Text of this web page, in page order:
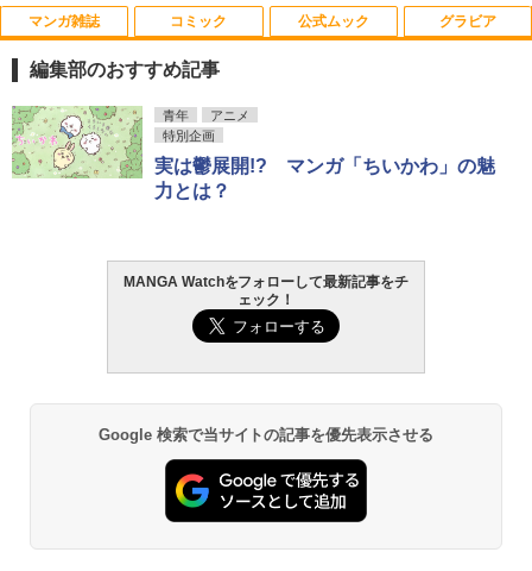
1
【特典】GIANNA HOMMES ISSUE05 c
ド)
￥2,200
日向坂46 藤嶌果歩 ファースト写真集 果
￥2,640
【楽天ブックス限定特典】乃木坂46 金川
￥2,649
マンガ雑誌
1
週刊少年マガジン 2026年35号[2026年7
月29日発売] [雑誌]
￥400
【電子版】ガンダムエース ２０２６年
９月号 Ｎｏ．２８９ [雑誌]
￥800
年8月3日発売] [雑誌]
コミック
1
薬屋のひとりごと 17巻 (デジタル版ビッ
グガンガンコミックス)
￥770
宇宙兄弟（４６） (モーニングコミック
￥1,131
ックス)
公式ムック
1 F.S.S. EPISODES of 40th MEMORIAL
￥3,630
￥1,650
￥572
グラビア
1 髙野真央1st写真集 まおのこと、
￥3,630
日向坂46 藤嶌果歩 1st写真集 果実の歩
￥2,640
￥3,630
編集部のおすすめ記事
青年
アニメ
特別企画
実は鬱展開!? マンガ「ちいかわ」の魅
力とは？
MANGA Watchをフォローして最新記事をチ
ェック！
Google 検索で当サイトの記事を優先表示させる